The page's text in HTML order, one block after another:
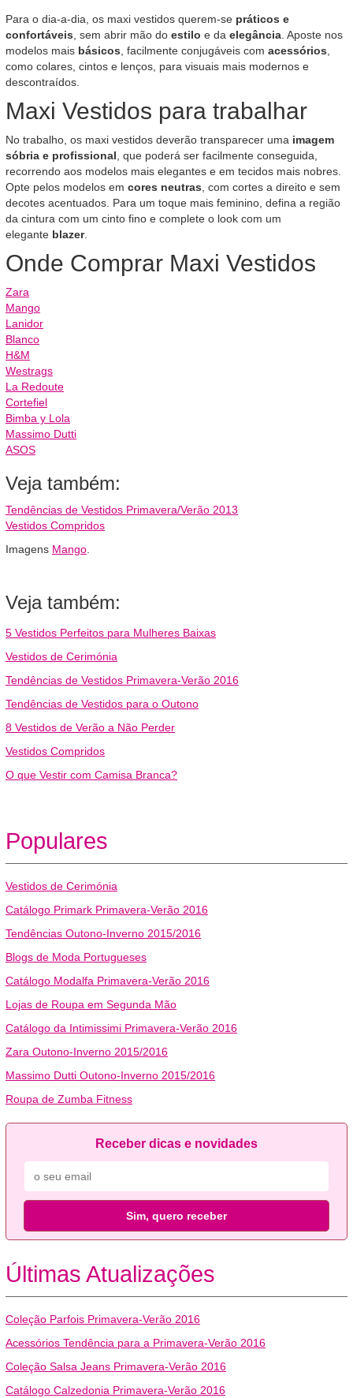
Para o dia-a-dia, os maxi vestidos querem-se práticos e
confortáveis , sem abrir mão do estilo e da elegância . Aposte nos
modelos mais básicos , facilmente conjugáveis com acessórios
como colares, cintos e lenços, para visuais mais modernos e
descontraídos.
Maxi Vestidos para trabalhar
No trabalho, os maxi vestidos deverão transparecer uma imagem
sóbria e profissional , que poderá ser facilmente conseguida,
recorrendo aos modelos mais elegantes e em tecidos mais nobres.
Opte pelos modelos em cores neutras , com cortes a direito e sem
decotes acentuados. Para um toque mais feminino, defina a região
da cintura com um cinto fino e complete o look com um
elegante blazer.
Onde Comprar Maxi Vestidos
Zara
Mango
Lanidor
Blanco
H&M
Westrags
La Redoute
Cortefiel
Bimba y Lola
Massimo Dutti
ASOS
Veja também:
Tendências de Vestidos Primavera/Verão 2013
Vestidos Compridos
Imagens Mango
Veja também:
5 Vestidos Perfeitos para Mulheres Baixas
Vestidos de Cerimónia
Tendências de Vestidos Primavera-Verão 2016
Tendências de Vestidos para o Outono
8 Vestidos de Verão a Não Perder
Vestidos Compridos
O que Vestir com Camisa Branca?
Populares
Vestidos de Cerimónia
Catálogo Primark Primavera-Verão 2016
Tendências Outono-Inverno 2015/2016
Blogs de Moda Portugueses
Catálogo Modalfa Primavera-Verão 2016
Lojas de Roupa em Segunda Mão
Catálogo da Intimissimi Primavera-Verão 2016
Zara Outono-Inverno 2015/2016
Massimo Dutti Outono-Inverno 2015/2016
Roupa de Zumba Fitness
Receber dicas e novidades
Sim, quero receber
Últimas Atualizações
Coleção Parfois Primavera-Verão 2016
Acessórios Tendência para a Primavera-Verão 2016
Coleção Salsa Jeans Primavera-Verão 2016
Catálogo Calzedonia Primavera-Verão 2016